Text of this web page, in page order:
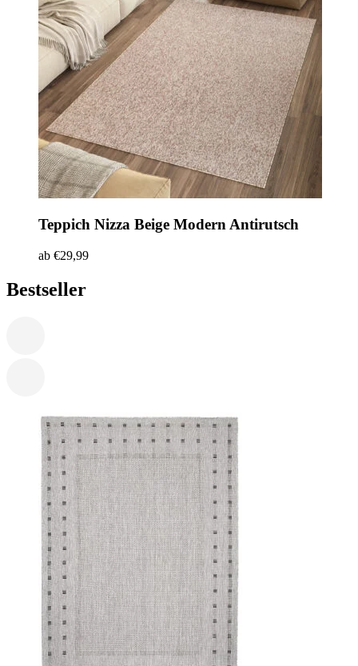
Teppich Nizza Beige Modern Antirutsch
ab €29,99
Bestseller